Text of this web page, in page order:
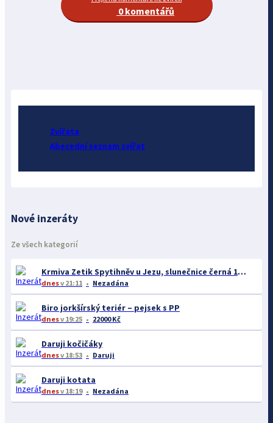
0 komentářů
Zvířata
Abecední seznam zvířat
Nové inzeráty
Ze všech kategorií
Krmiva Zetik Spytihněv u Jezu, slunečnice černá 19kc/kg Akce na Avicentru Avest I na burze
dnesv 21:11 Nezadána
Biro jorkšírský teriér – pejsek s PP
dnesv 19:25 22000 Kč
Daruji kočičáky
dnesv 18:53 Daruji
Daruji kotata
dnesv 18:19 Nezadána